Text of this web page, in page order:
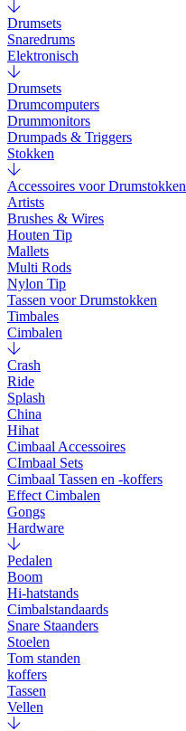
Drumsets
Snaredrums
Elektronisch
Drumsets
Drumcomputers
Drummonitors
Drumpads & Triggers
Stokken
Accessoires voor Drumstokken
Artists
Brushes & Wires
Houten Tip
Mallets
Multi Rods
Nylon Tip
Tassen voor Drumstokken
Timbales
Cimbalen
Crash
Ride
Splash
China
Hihat
Cimbaal Accessoires
CImbaal Sets
Cimbaal Tassen en -koffers
Effect Cimbalen
Gongs
Hardware
Pedalen
Boom
Hi-hatstands
Cimbalstandaards
Snare Staanders
Stoelen
Tom standen
koffers
Tassen
Vellen